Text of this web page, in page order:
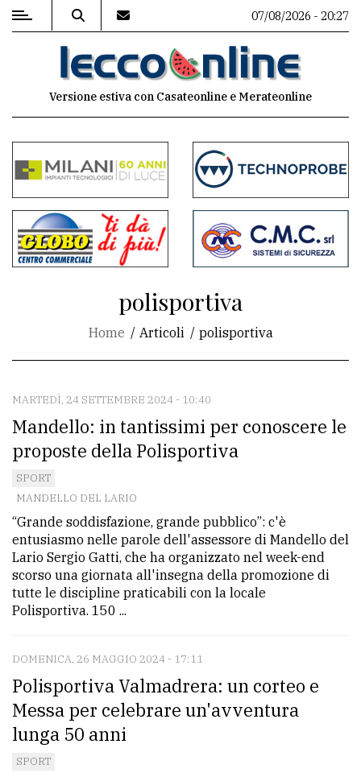
MENU
commenti
Contenuti
del
sito
CONTATTI
La
redazione
Scrivici
Per
tua
pubblicità
CERCA
per
comune
Ricerca
avanzata
07/08/2026 - 20:27
Versione estiva con Casateonline e Merateonline
polisportiva
Home Articoli polisportiva
MARTEDÌ, 24 SETTEMBRE 2024 - 10:40
Mandello: in tantissimi per conoscere le
proposte della Polisportiva
SPORT
MANDELLO DEL LARIO
“Grande soddisfazione, grande pubblico”: c'è
entusiasmo nelle parole dell'assessore di Mandello del
Lario Sergio Gatti, che ha organizzato nel week-end
scorso una giornata all'insegna della promozione di
tutte le discipline praticabili con la locale
Polisportiva. 150 ...
DOMENICA, 26 MAGGIO 2024 - 17:11
Polisportiva Valmadrera: un corteo e
Messa per celebrare un'avventura
lunga 50 anni
SPORT